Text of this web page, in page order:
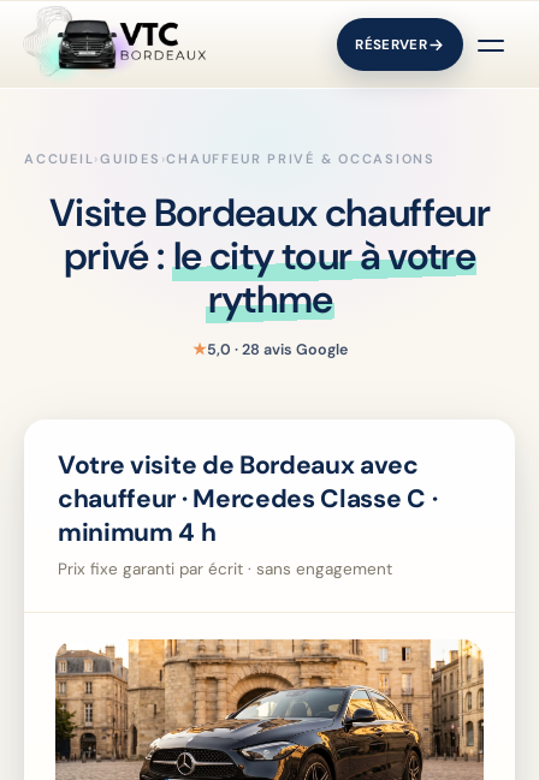
RÉSERVER
ACCUEIL›GUIDES ›CHAUFFEUR PRIVÉ & OCCASIONS
Visite Bordeaux chauffeur
privé :le city tour à votre
rythme
★5,0 · 28 avis Google
Votre visite de Bordeaux avec
chauffeur · Mercedes Classe C ·
minimum 4 h
Prix fixe garanti par écrit · sans engagement